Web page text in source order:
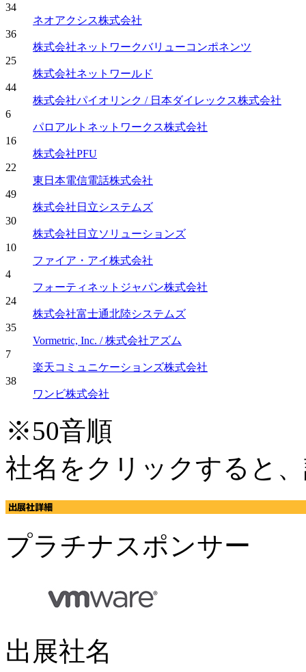
34
ネオアクシス株式会社
36
株式会社ネットワークバリューコンポネンツ
25
株式会社ネットワールド
44
株式会社パイオリンク / 日本ダイレックス株式会社
6
パロアルトネットワークス株式会社
16
株式会社PFU
22
東日本電信電話株式会社
49
株式会社日立システムズ
30
株式会社日立ソリューションズ
10
ファイア・アイ株式会社
4
フォーティネットジャパン株式会社
24
株式会社富士通北陸システムズ
35
Vormetric, Inc. / 株式会社アズム
7
楽天コミュニケーションズ株式会社
38
ワンビ株式会社
※50音順
社名をクリックすると
プラチナスポンサー
出展社名